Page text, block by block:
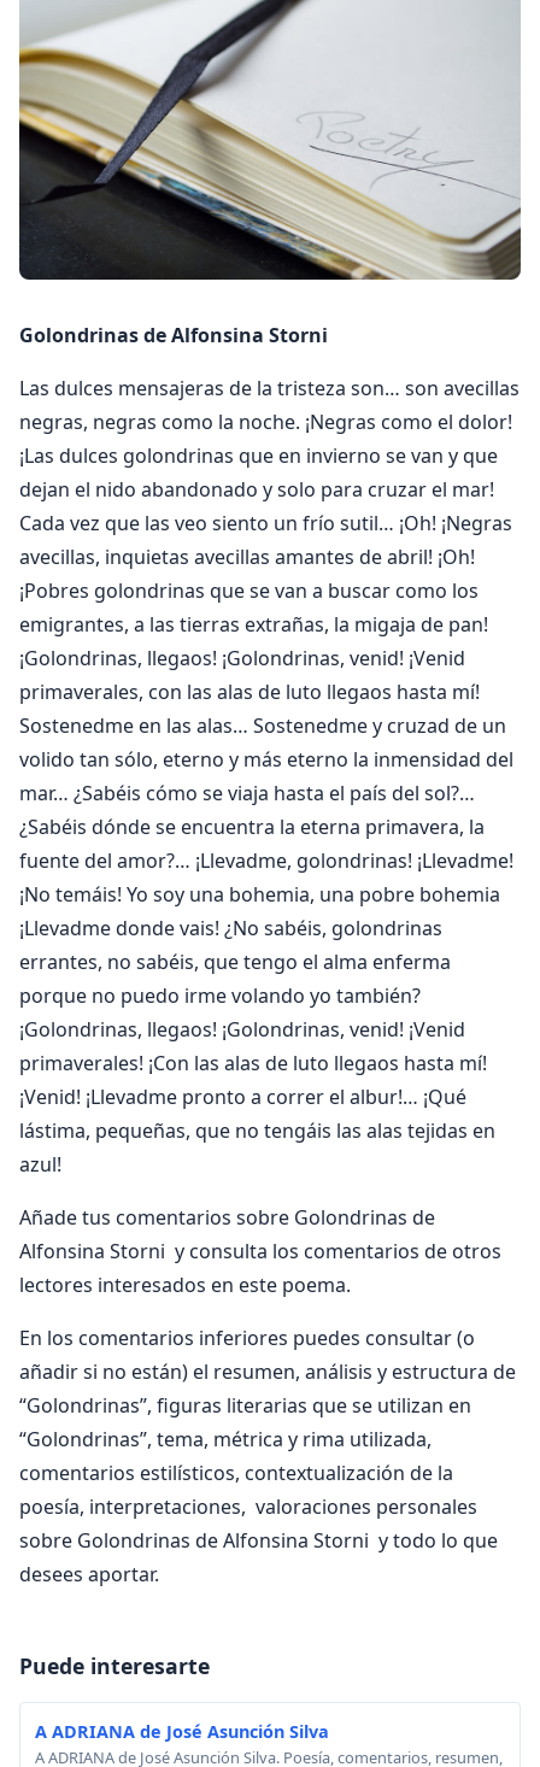
Golondrinas de Alfonsina Storni
Las dulces mensajeras de la tristeza son… son avecillas
negras, negras como la noche. ¡Negras como el dolor!
¡Las dulces golondrinas que en invierno se van y que
dejan el nido abandonado y solo para cruzar el mar!
Cada vez que las veo siento un frío sutil… ¡Oh! ¡Negras
avecillas, inquietas avecillas amantes de abril! ¡Oh!
¡Pobres golondrinas que se van a buscar como los
emigrantes, a las tierras extrañas, la migaja de pan!
¡Golondrinas, llegaos! ¡Golondrinas, venid! ¡Venid
primaverales, con las alas de luto llegaos hasta mí!
Sostenedme en las alas… Sostenedme y cruzad de un
volido tan sólo, eterno y más eterno la inmensidad del
mar… ¿Sabéis cómo se viaja hasta el país del sol?…
¿Sabéis dónde se encuentra la eterna primavera, la
fuente del amor?… ¡Llevadme, golondrinas! ¡Llevadme!
¡No temáis! Yo soy una bohemia, una pobre bohemia
¡Llevadme donde vais! ¿No sabéis, golondrinas
errantes, no sabéis, que tengo el alma enferma
porque no puedo irme volando yo también?
¡Golondrinas, llegaos! ¡Golondrinas, venid! ¡Venid
primaverales! ¡Con las alas de luto llegaos hasta mí!
¡Venid! ¡Llevadme pronto a correr el albur!… ¡Qué
lástima, pequeñas, que no tengáis las alas tejidas en
azul!
Añade tus comentarios sobre Golondrinas de
Alfonsina Storni y consulta los comentarios de otros
lectores interesados en este poema.
En los comentarios inferiores puedes consultar (o
añadir si no están) el resumen, análisis y estructura de
“Golondrinas”, figuras literarias que se utilizan en
“Golondrinas”, tema, métrica y rima utilizada,
comentarios estilísticos, contextualización de la
poesía, interpretaciones, valoraciones personales
sobre Golondrinas de Alfonsina Storni y todo lo que
desees aportar.
Puede interesarte
A ADRIANA de José Asunción Silva
A ADRIANA de José Asunción Silva. Poesía, comentarios, resumen,